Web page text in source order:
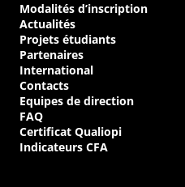
Modalités d’inscription
Actualités
Projets étudiants
Partenaires
International
Contacts
Equipes de direction
FAQ
Certificat Qualiopi
Indicateurs CFA